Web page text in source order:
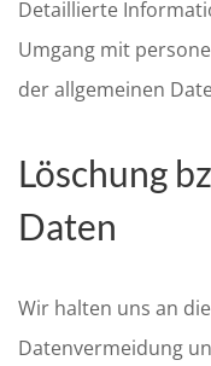
Detaillierte
Umgang mit
der allgemeinen
Löschung
Daten
Wir halten uns an
Datenvermeidung